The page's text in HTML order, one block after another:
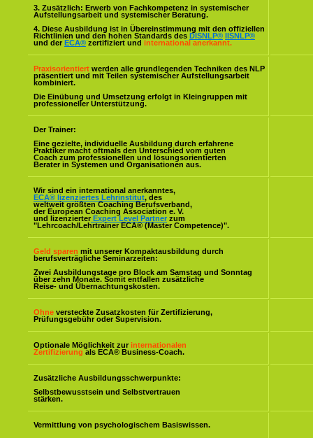
3. Zusätzlich: Erwerb von Fachkompetenz in systemischer
Aufstellungsarbeit und systemischer Beratung.
4. Diese Ausbildung ist in Übereinstimmung mit den offiziellen
Richtlinien und den hohen Standards des DISNLP® IISNLP®
und der ECA® zertifiziert und international anerkannt.
Praxisorientiert werden alle grundlegenden Techniken des NLP
präsentiert und mit Teilen systemischer Aufstellungsarbeit
kombiniert.
Die Einübung und Umsetzung erfolgt in Kleingruppen mit
professioneller Unterstützung.
Der Trainer:
Eine gezielte, individuelle Ausbildung durch erfahrene
Praktiker macht oftmals den Unterschied vom guten
Coach zum professionellen und lösungsorientierten
Berater in Systemen und Organisationen aus.
Wir sind ein international anerkanntes,
ECA® lizenziertes Lehrinstitut, des
weltweit größten Coaching Berufsverband,
der European Coaching Association e. V.
und lizenzierter Expert Level Partner zum
"Lehrcoach/Lehrtrainer ECA® (Master Competence)".
Geld sparen mit unserer Kompaktausbildung durch
berufsverträgliche Seminarzeiten:
Zwei Ausbildungstage pro Block am Samstag und Sonntag
über zehn Monate. Somit entfallen zusätzliche
Reise- und Übernachtungskosten.
Ohne versteckte Zusatzkosten für Zertifizierung,
Prüfungsgebühr oder Supervision.
Optionale Möglichkeit zur internationalen
Zertifizierungals ECA® Business-Coach.
Zusätzliche Ausbildungsschwerpunkte:
Selbstbewusstsein und Selbstvertrauen
stärken.
Vermittlung von psychologischem Basiswissen.